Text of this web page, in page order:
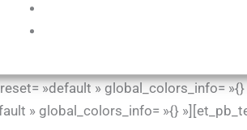
uploads/2022/10/Affiche-SPEG-
»default » global_colors_info=
» global_colors_info= »{}